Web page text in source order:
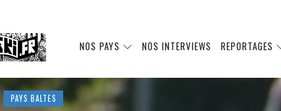
NOS PAYS NOS INTERVIEWS REPORTAGES
PAYS BALTES